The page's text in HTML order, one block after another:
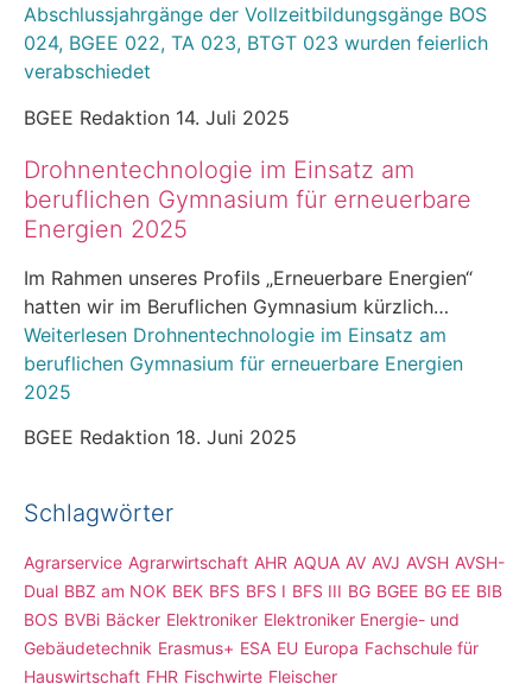
Abschlussjahrgänge der Vollzeitbildungsgänge BOS
024, BGEE 022, TA 023, BTGT 023 wurden feierlich
verabschiedet
BGEE Redaktion 14. Juli 2025
Drohnentechnologie im Einsatz am
beruflichen Gymnasium für erneuerbare
Energien 2025
Im Rahmen unseres Profils „Erneuerbare Energien“
hatten wir im Beruflichen Gymnasium kürzlich…
Weiterlesen Drohnentechnologie im Einsatz am
beruflichen Gymnasium für erneuerbare Energien
2025
BGEE Redaktion 18. Juni 2025
Schlagwörter
Agrarservice Agrarwirtschaft AHR AQUA AV AVJ AVSH AVSH-
Dual BBZ am NOK BEK BFS BFS I BFS III BG BGEE BG EE BIB
BOS BVBi Bäcker Elektroniker Elektroniker Energie- und
Gebäudetechnik Erasmus+ ESA EU Europa Fachschule für
Hauswirtschaft FHR Fischwirte Fleischer